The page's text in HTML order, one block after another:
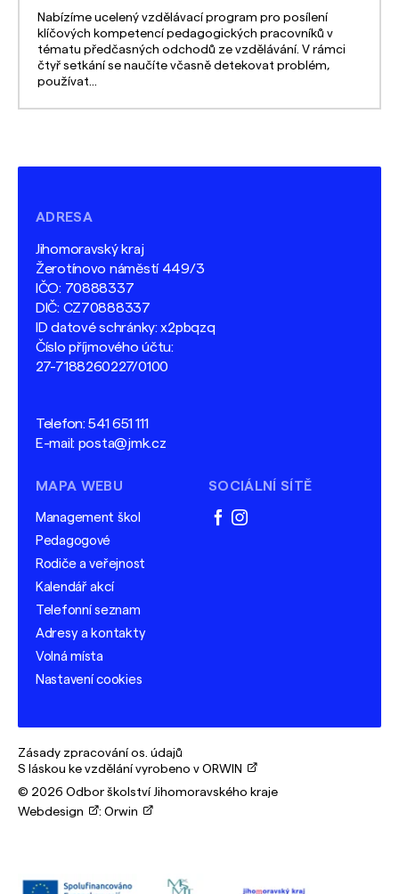
Nabízíme ucelený vzdělávací program pro posílení
klíčových kompetencí pedagogických pracovníků v
tématu předčasných odchodů ze vzdělávání. V rámci
čtyř setkání se naučíte včasně detekovat problém,
používat...
ADRESA
Jihomoravský kraj
Žerotínovo náměstí 449/3
IČO: 70888337
DIČ: CZ70888337
ID datové schránky: x2pbqzq
Číslo příjmového účtu:
27-7188260227/0100
Telefon:541 651 111
E-mail: posta@jmk.cz
MAPA WEBU
Management škol
Pedagogové
Rodiče a veřejnost
Kalendář akcí
Telefonní seznam
Adresy a kontakty
Volná místa
Nastavení cookies
SOCIÁLNÍ SÍTĚ
facebook
instagram
Zásady zpracování os. údajů
S láskou ke vzdělání vyrobeno v ORWIN
© 2026 Odbor školství Jihomoravského kraje
Webdesign
: Orwin